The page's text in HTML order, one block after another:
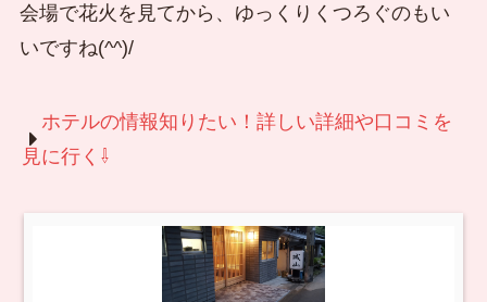
会場で花火を見てから、ゆっくりくつろぐのもい
いですね(^^)/
ホテルの情報知りたい！詳しい詳細や口コミを
見に行く⇩